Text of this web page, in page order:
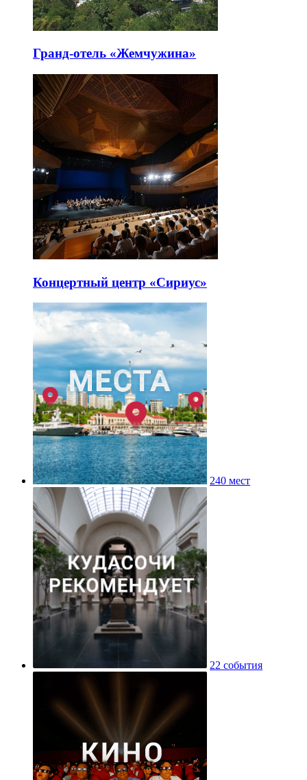
Гранд-отель «Жемчужина»
Концертный центр «Сириус»
240 мест
22 события